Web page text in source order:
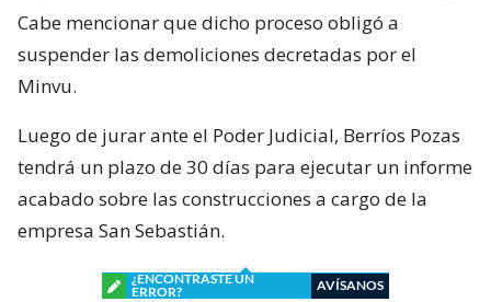
Cabe mencionar que dicho proceso obligó a
suspender las demoliciones decretadas por el
Minvu.
Luego de jurar ante el Poder Judicial, Berríos Pozas
tendrá un plazo de 30 días para ejecutar un informe
acabado sobre las construcciones a cargo de la
empresa San Sebastián.
¿ENCONTRASTE UN
ERROR?
AVÍSANOS